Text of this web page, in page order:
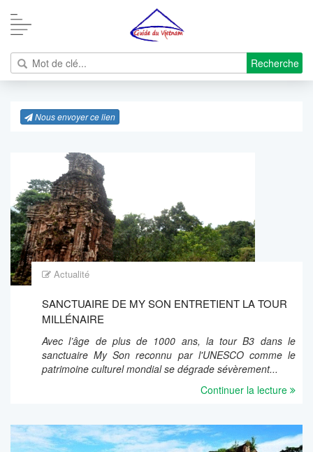
Recherche
Nous envoyer ce lien
Actualité
SANCTUAIRE DE MY SON ENTRETIENT LA TOUR
MILLÉNAIRE
Avec l’âge de plus de 1000 ans, la tour B3 dans le
sanctuaire My Son reconnu par l'UNESCO comme le
patrimoine culturel mondial se dégrade sévèrement...
Continuer la lecture